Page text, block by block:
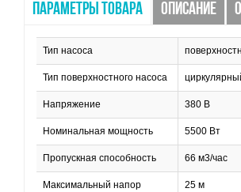
ПАРАМЕТРЫ ТОВАРА ОПИСАНИЕ
Тип насоса
Тип поверхностного насоса
Напряжение 380 В
Номинальная мощность 5500 Вт
Пропускная способность 66 м3/час
Максимальный напор 25 м